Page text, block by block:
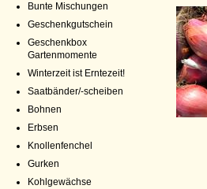
Bunte Mischungen
Geschenkgutschein
Geschenkbox
Gartenmomente
Winterzeit ist Erntezeit!
Saatbänder/-scheiben
Bohnen
Erbsen
Knollenfenchel
Gurken
Kohlgewächse